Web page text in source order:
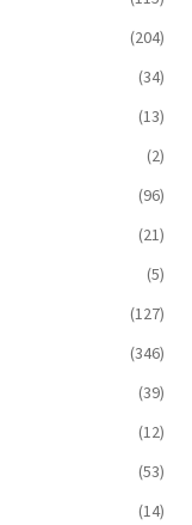
(204)
(34)
(13)
(2)
(96)
(21)
(5)
(127)
(346)
(39)
(12)
(53)
(14)